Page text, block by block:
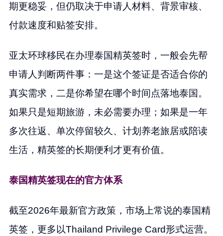
期更稳妥，但仍取决于申请人材料、背景审核、
付款速度和贴签安排。
亚太环球移民在办理泰国精英签时，一般会先帮
申请人判断两件事：一是这个签证是否适合你的
真实需求，二是你希望在哪个时间点落地泰国。
如果只是短期旅游，未必需要办理；如果是一年
多次往返、单次停留较久、计划养老旅居或陪读
生活，精英签的长期便利才更有价值。
泰国精英签现在的官方体系
截至2026年最新官方政策，市场上常说的泰国精
英签，更多以Thailand Privilege Card形式运营。